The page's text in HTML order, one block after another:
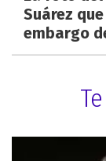
Suárez
embargo